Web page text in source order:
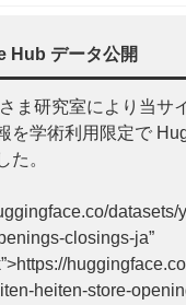
Hub データ公開
ま研究室により当サ
を学術利用限定で
た。
closings-ja”
heiten-store-